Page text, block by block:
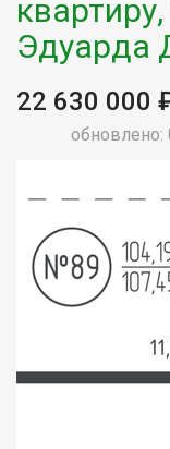
Эдуарда
22 630 000
обновлено: